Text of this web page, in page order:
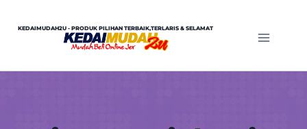
KEDAIMUDAH2U - PRODUK PILIHAN TERBAIK,TERLARIS & SELAMAT